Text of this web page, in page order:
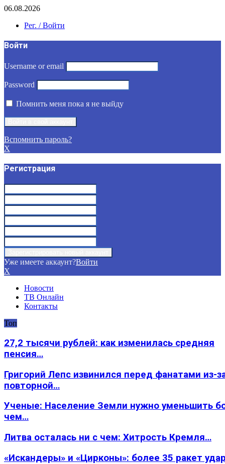
06.08.2026
Рег. / Войти
Войти
Username or email
Password
Помнить меня пока я не выйду
Вспомнить пароль?
X
Регистрация
Уже имеете аккаунт?Войти
X
Новости
ТВ Онлайн
Контакты
Топ
27,2 тысячи рублей: как изменилась средняя
пенсия…
Григорий Лепс извинился перед фанатами из-
повторной…
Ученые: Население Земли нужно уменьшить
чем…
Литва осталась ни с чем: Хитрость Кремля…
«Искандеры» и «Цирконы»: более 35 ракет